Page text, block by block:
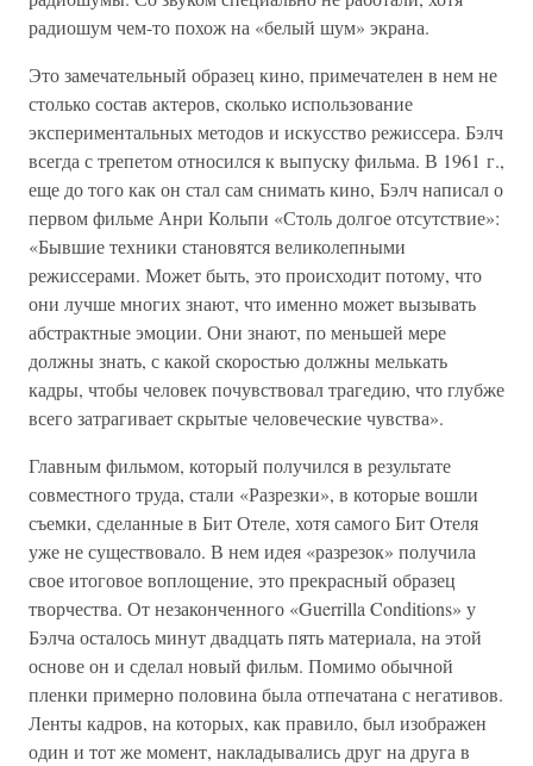
радиошум чем-то похож на «белый шум» экрана.
Это замечательный образец кино, примечателен в нем не
столько состав актеров, сколько использование
экспериментальных методов и искусство режиссера. Бэлч
всегда с трепетом относился к выпуску фильма. В 1961 г.,
еще до того как он стал сам снимать кино, Бэлч написал о
первом фильме Анри Кольпи «Столь долгое отсутствие»:
«Бывшие техники становятся великолепными
режиссерами. Может быть, это происходит потому, что
они лучше многих знают, что именно может вызывать
абстрактные эмоции. Они знают, по меньшей мере
должны знать, с какой скоростью должны мелькать
кадры, чтобы человек почувствовал трагедию, что глубже
всего затрагивает скрытые человеческие чувства».
Главным фильмом, который получился в результате
совместного труда, стали «Разрезки», в которые вошли
съемки, сделанные в Бит Отеле, хотя самого Бит Отеля
уже не существовало. В нем идея «разрезок» получила
свое итоговое воплощение, это прекрасный образец
творчества. От незаконченного «Guerrilla Conditions» у
Бэлча осталось минут двадцать пять материала, на этой
основе он и сделал новый фильм. Помимо обычной
пленки примерно половина была отпечатана с негативов.
Ленты кадров, на которых, как правило, был изображен
один и тот же момент, накладывались друг на друга в